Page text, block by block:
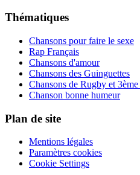
Thématiques
Chansons pour faire le sexe
Rap Français
Chansons d'amour
Chansons des Guinguettes
Chansons de Rugby et
Chanson bonne humeur
Plan de site
Mentions légales
Paramètres cookies
Cookie Settings